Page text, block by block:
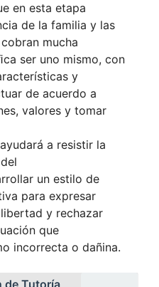
en esta etapa
de la familia y las
mucha
ser uno mismo, con
y
de acuerdo a
valores y tomar
a resistir la
un estilo de
para expresar
y rechazar
que
incorrecta o dañina.
de Tutoría